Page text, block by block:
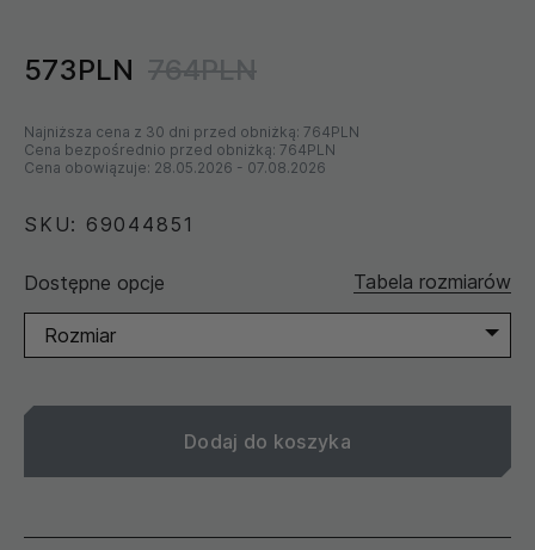
573PLN 764PLN
Najniższa cena z 30 dni przed obniżką: 764PLN
Cena bezpośrednio przed obniżką: 764PLN
Cena obowiązuje: 28.05.2026 - 07.08.2026
SKU: 69044851
Dostępne opcje Tabela rozmiarów
Rozmiar
Dodaj do koszyka